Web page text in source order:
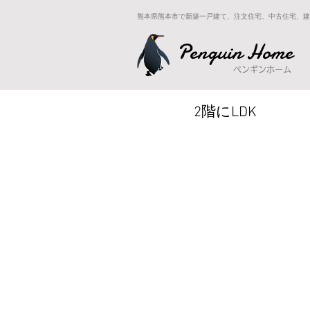
熊本県熊本市で新築一戸建て、注文住宅、中古住宅、
Penguin Home
ペンギンホーム
2階にLDK